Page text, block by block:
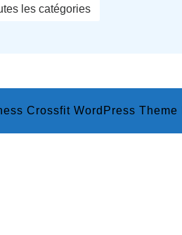
les catégories
Crossfit WordPress Theme